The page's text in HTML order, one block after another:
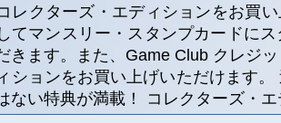
レクターズ・エディションをお買
てマンスリー・スタンプカードに
きます。また、Game Club クレジ
ションをお買い上げいただけます
ない特典が満載！ コレクターズ・